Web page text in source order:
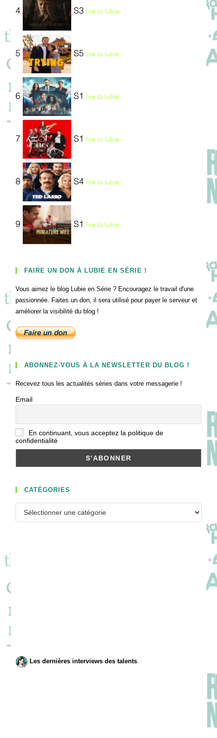
4 S3 lire la lubie
5 S5 lire la lubie
6 S1 lire la lubie
7 S1 lire la lubie
8 S4 lire la lubie
9 S1 lire la lubie
FAIRE UN DON À LUBIE EN SÉRIE !
Vous aimez le blog Lubie en Série ? Encouragez le travail d'une
passionnée. Faites un don, il sera utilisé pour payer le serveur et
améliorer la visibilité du blog !
ABONNEZ-VOUS À LA NEWSLETTER DU BLOG !
Recevez tous les actualités séries dans votre messagerie !
Email
En continuant, vous acceptez la politique de
confidentialité
CATÉGORIES
Les dernières interviews des talents